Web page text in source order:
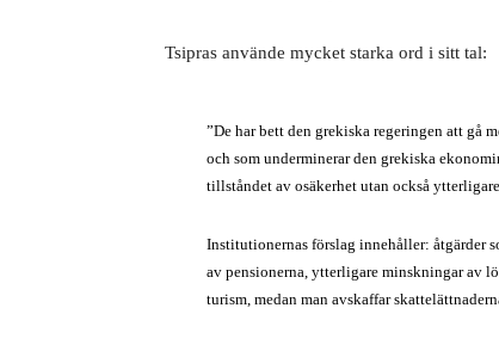
Tsipras använde mycket starka ord i sitt tal:
”De har bett den grekiska regeringen att gå
och som underminerar den grekiska
tillståndet av osäkerhet utan också
Institutionernas förslag innehåller: åtgärder
av pensionerna, ytterligare minskningar av
turism, medan man avskaffar